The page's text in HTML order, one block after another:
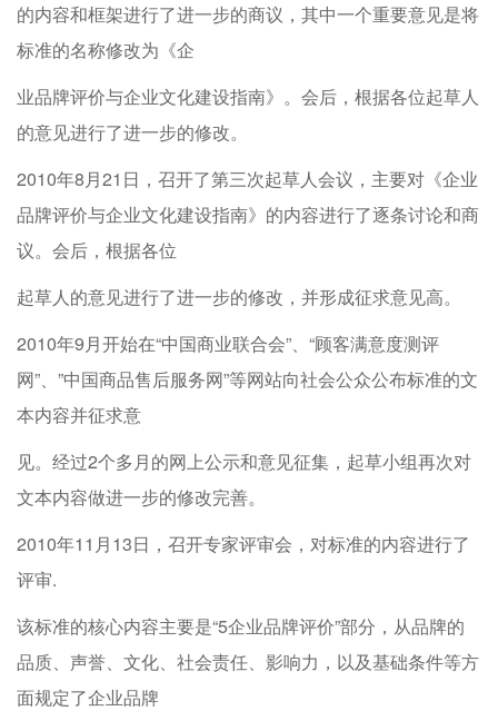
的内容和框架进行了进一步的商议，其中一个重要意见是将
标准的名称修改为《企
业品牌评价与企业文化建设指南》。会后，根据各位起草人
的意见进行了进一步的修改。
2010年8月21日，召开了第三次起草人会议，主要对《企业
品牌评价与企业文化建设指南》的内容进行了逐条讨论和商
议。会后，根据各位
起草人的意见进行了进一步的修改，并形成征求意见高。
2010年9月开始在“中国商业联合会”、“顾客满意度测评
网”、”中国商品售后服务网”等网站向社会公众公布标准的文
本内容并征求意
见。经过2个多月的网上公示和意见征集，起草小组再次对
文本内容做进一步的修改完善。
2010年11月13日，召开专家评审会，对标准的内容进行了
评审.
该标准的核心内容主要是“5企业品牌评价”部分，从品牌的
品质、声誉、文化、社会责任、影响力，以及基础条件等方
面规定了企业品牌